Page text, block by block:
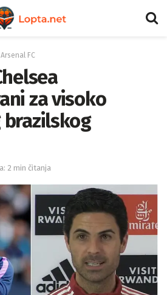
Arsenal FC
za visoko
2 min čitanja